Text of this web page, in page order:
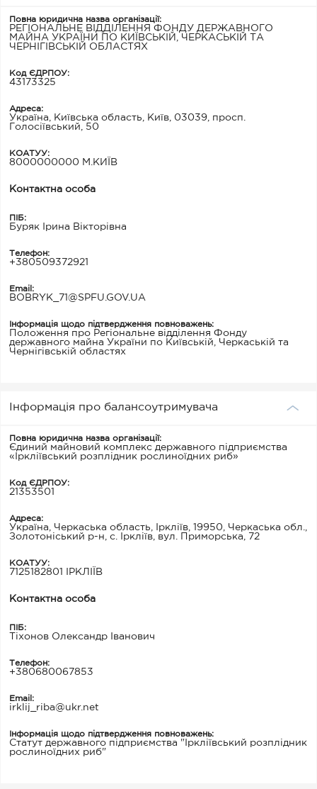
Повна юридична назва організації:
РЕГІОНАЛЬНЕ ВІДДІЛЕННЯ ФОНДУ ДЕРЖАВНОГО
МАЙНА УКРАЇНИ ПО КИЇВСЬКІЙ, ЧЕРКАСЬКІЙ ТА
ЧЕРНІГІВСЬКІЙ ОБЛАСТЯХ
Код ЄДРПОУ:
43173325
Адреса:
Україна, Київська область, Київ, 03039, просп.
Голосіївський, 50
КОАТУУ:
8000000000 М.КИЇВ
Контактна особа
ПІБ:
Буряк Ірина Вікторівна
Телефон:
+380509372921
Email:
BOBRYK_71@SPFU.GOV.UA
Інформація щодо підтвердження повноважень:
Положення про Регіональне відділення Фонду
державного майна України по Київській, Черкаській та
Чернігівській областях
Інформація про балансоутримувача
Повна юридична назва організації:
Єдиний майновий комплекс державного підприємства
«Іркліївський розплідник рослиноїдних риб»
Код ЄДРПОУ:
21353501
Адреса:
Україна, Черкаська область, Іркліїв, 19950, Черкаська обл.,
Золотоніський р-н, с. Іркліїв, вул. Приморська, 72
КОАТУУ:
7125182801 ІРКЛІЇВ
Контактна особа
ПІБ:
Тіхонов Олександр Іванович
Телефон:
+380680067853
Email:
irklij_riba@ukr.net
Інформація щодо підтвердження повноважень:
Статут державного підприємства "Іркліївський розплідник
рослиноїдних риб"